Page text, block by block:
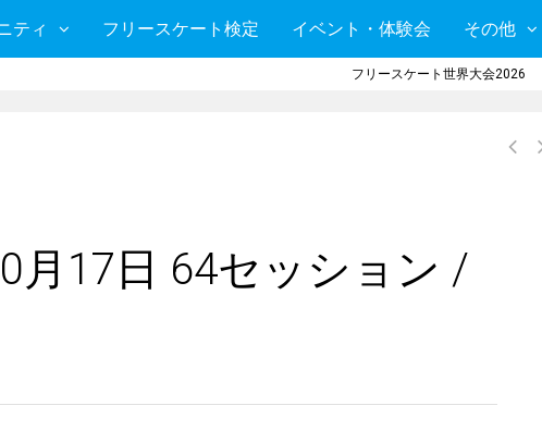
ティ フリースケート検定 イベント・体験会 その他
フリースケート世界大会2026
月17日 64セッション /